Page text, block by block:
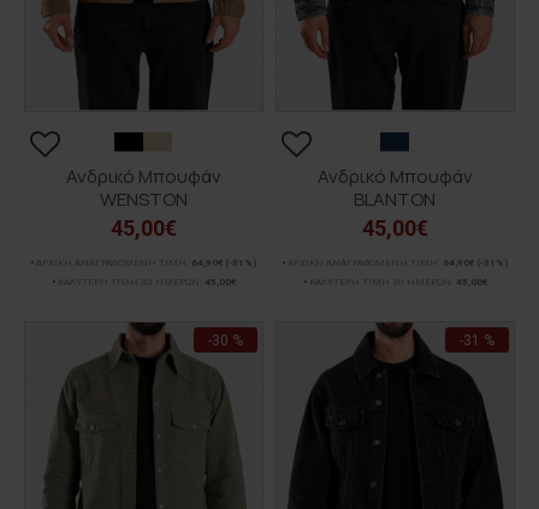
Ανδρικό Μπουφάν
WENSTON
45,00€
ΑΡΧΙΚΗ ΑΝΑΓΡΑΦΟΜΕΝΗ ΤΙΜΗ: 64,90€ (-31%)
ΚΑΛΥΤΕΡΗ ΤΙΜΗ 30 ΗΜΕΡΩΝ:
45,00€
Ανδρικό Μπουφάν
BLANTON
45,00€
ΑΡΧΙΚΗ ΑΝΑΓΡΑΦΟΜΕΝΗ ΤΙΜΗ: 64,90€ (-31%)
ΚΑΛΥΤΕΡΗ ΤΙΜΗ 30 ΗΜΕΡΩΝ:
45,00€
-30 % -31 %